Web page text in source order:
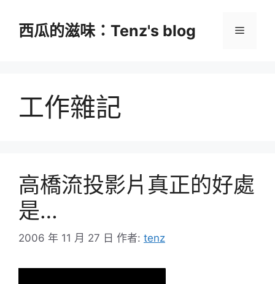
西瓜的滋味：Tenz's blog 選
工作雜記
高橋流投影片真正的好處
是…
2006 年 11 月 27 日 作者: tenz